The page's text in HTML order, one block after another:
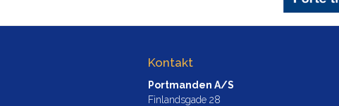
Kontakt
Portmanden A/S
Finlandsgade 28